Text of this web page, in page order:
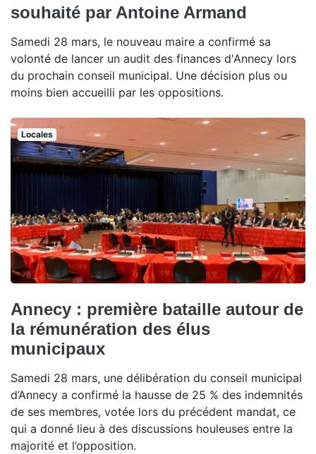
souhaité par Antoine Armand
Samedi 28 mars, le nouveau maire a confirmé sa
volonté de lancer un audit des finances d'Annecy lors
du prochain conseil municipal. Une décision plus ou
moins bien accueilli par les oppositions.
Locales
Annecy : première bataille autour de
la rémunération des élus
municipaux
Samedi 28 mars, une délibération du conseil municipal
d’Annecy a confirmé la hausse de 25 % des indemnités
de ses membres, votée lors du précédent mandat, ce
qui a donné lieu à des discussions houleuses entre la
majorité et l’opposition.